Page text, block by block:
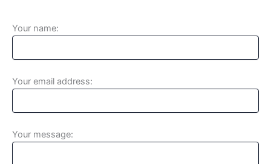
Your name:
Your email address:
Your message: